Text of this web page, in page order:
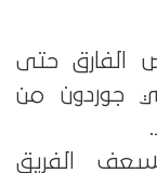
الفارق حتى
جوردون من
الفريق